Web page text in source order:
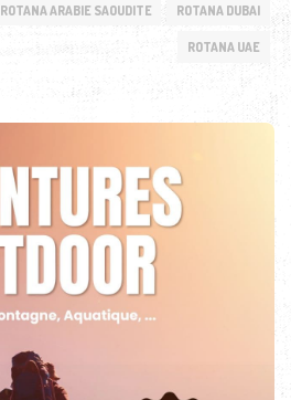
ROTANA ARABIE SAOUDITE ROTANA DUBAI
ROTANA UAE